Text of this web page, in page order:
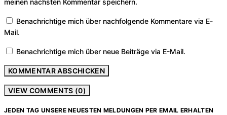
meinen nächsten Kommentar speichern.
Benachrichtige mich über nachfolgende Kommentare via E-
Mail.
Benachrichtige mich über neue Beiträge via E-Mail.
VIEW COMMENTS (0)
JEDEN TAG UNSERE NEUESTEN MELDUNGEN PER EMAIL ERHALTEN